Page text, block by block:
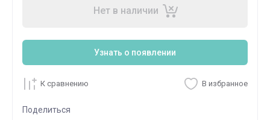
Нет в наличии
Узнать о появлении
К сравнению В избранное
Поделиться